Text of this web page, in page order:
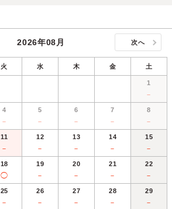
2026年08月 次へ
火 水 木 金 土
1
－
4
－
5
－
6
－
7
－
8
－
11
－
12
－
13
－
14
－
15
－
18
◯
19
－
20
－
21
－
22
－
25
－
26
－
27
－
28
－
29
－